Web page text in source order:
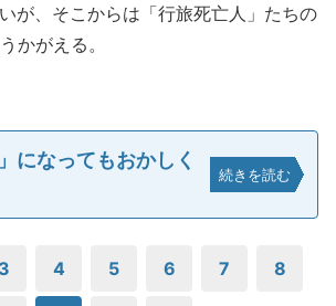
が、そこからは「行旅死亡人」たちの
かがえる。
になってもおかしく
続きを読む
3 4 5 6 7 8